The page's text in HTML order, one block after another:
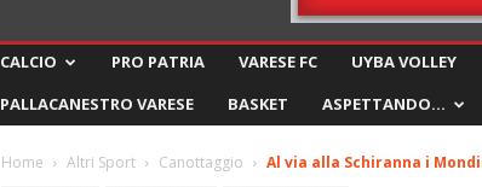
CALCIO PRO PATRIA VARESE FC UYBA VOLLEY
PALLACANESTRO VARESE
BASKET ASPETTANDO…
Home Altri Sport Canottaggio Al via alla Schiranna i